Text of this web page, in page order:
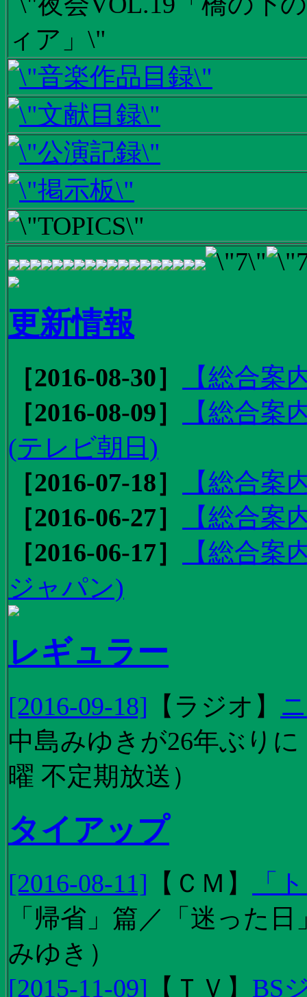
更新情報
［2016-08-30］
【総合
［2016-08-09］
【総合
(テレビ朝日)
［2016-07-18］
【総合案
［2016-06-27］
【総合案
［2016-06-17］
【総合
ジャパン)
レギュラー
[2016-09-18] 【 ラジオ 】
中島みゆきが26年ぶり
曜 不定期放送）
タイアップ
[2016-08-11] 【 ＣＭ 】
「
「帰省」篇／「迷った
みゆき）
[2015-11-09] 【 ＴＶ 】 BS